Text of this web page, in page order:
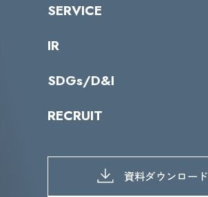
ミッション／ビジョン
パートナー企業一覧
サイバーニュース
SERVICE
カテゴリー別サービス一覧
IR
IRカレンダー
IRライブラリー
よくあるご質問
SDGs/D&I
当グループのマテリアリティ
SDGs推進体制
D&Iの取り組み
RECRUIT
募集職種一覧
メッセージ
メンバーインタビュー
資料ダウンロード